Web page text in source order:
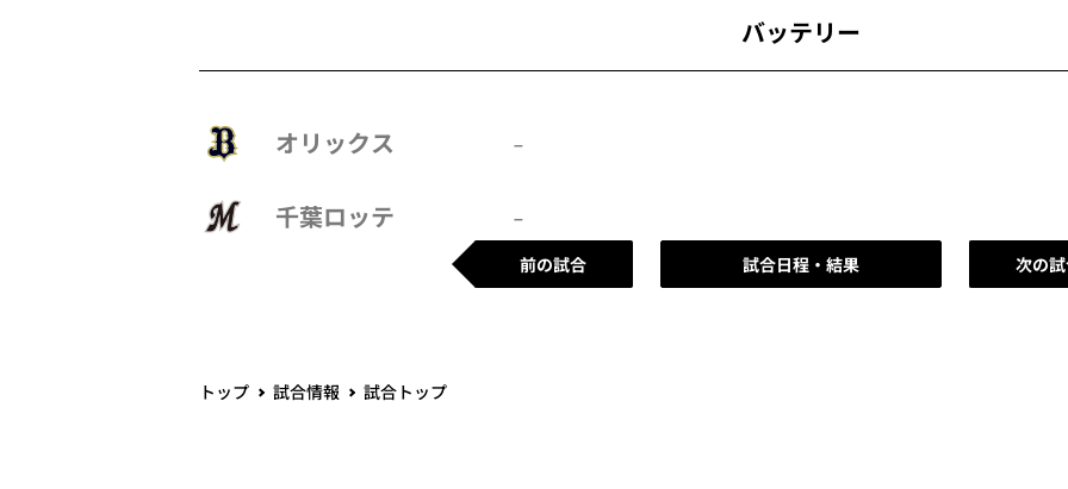
バッテリー
オリックス –
千葉ロッテ
–
前の試合
試合日程・結果 次の
トップ 試合情報 試合トップ